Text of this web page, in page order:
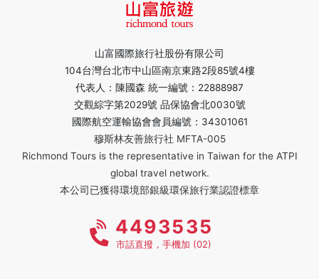
山富國際旅行社股份有限公司
104台灣台北市中山區南京東路2段85號4樓
代表人：陳國森 統一編號：22888987
交觀綜字第2029號 品保協會北0030號
國際航空運輸協會會員編號：34301061
穆斯林友善旅行社 MFTA-005
Richmond Tours is the representative in Taiwan for the ATPI
global travel network.
本公司已獲得環境部銀級環保旅行業認證標章
4493535
市話直撥，手機加 (02)